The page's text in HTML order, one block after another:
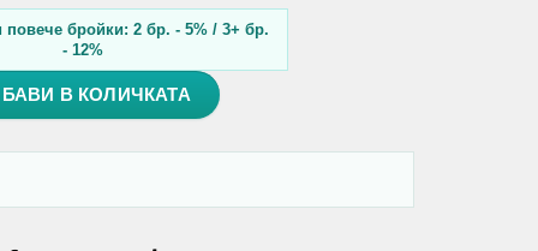
повече бройки: 2 бр. - 5% / 3+ бр.
- 12%
В КОЛИЧКАТА